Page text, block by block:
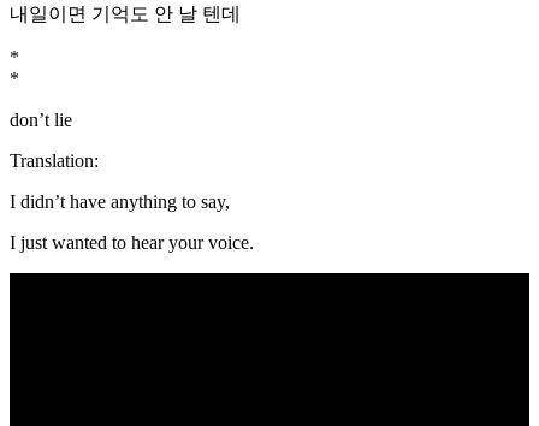
내일이면 기억도 안 날 텐데
*
*
don’t lie
Translation:
I didn’t have anything to say,
I just wanted to hear your voice.